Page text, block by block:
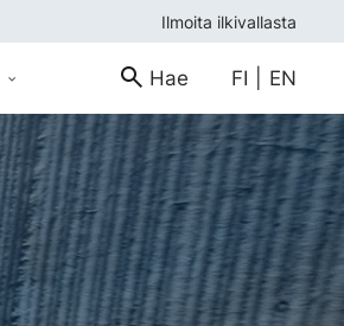
Ilmoita ilkivallasta
Hae FI EN